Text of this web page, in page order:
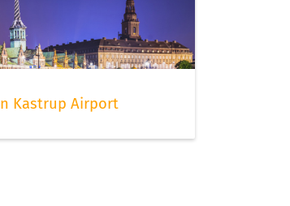
Kastrup Airport